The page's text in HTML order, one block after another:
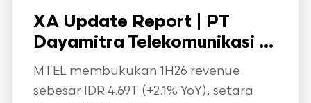
XA Update Report | PT
Dayamitra Telekomunikasi ...
MTEL membukukan 1H26 revenue
sebesar IDR 4.69T (+2.1% YoY), setara